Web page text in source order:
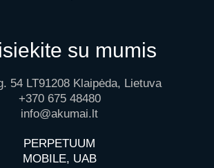
su mumis
54 LT91208 Klaipėda, Lietuva
+370 675 48480
info@akumai.lt
PERPETUUM
MOBILE, UAB